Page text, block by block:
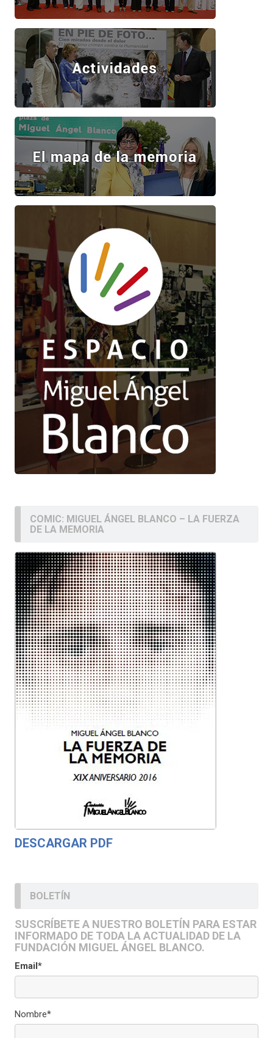
COMIC: MIGUEL ÁNGEL BLANCO – LA FUERZA
DE LA MEMORIA
DESCARGAR PDF
BOLETÍN
SUSCRÍBETE A NUESTRO BOLETÍN PARA ESTAR
INFORMADO DE TODA LA ACTUALIDAD DE LA
FUNDACIÓN MIGUEL ÁNGEL BLANCO.
Email*
Nombre*